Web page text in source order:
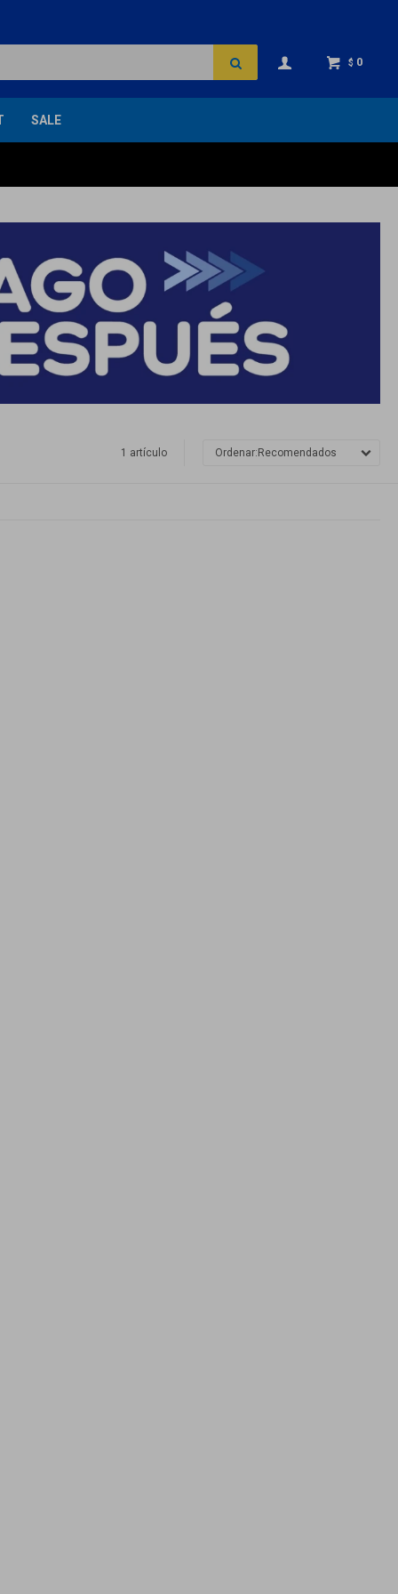
SALE
$ 0
1 artículo Recomendados